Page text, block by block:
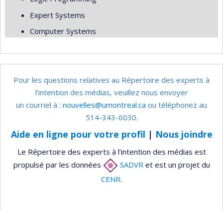
Expert Systems
Computer Systems
Pour les questions relatives au Répertoire des experts à
l’intention des médias, veuillez nous envoyer
un courriel à : nouvelles@umontreal.ca ou téléphonez au
514-343-6030.
Aide en ligne pour votre profil | Nous joindre
Le Répertoire des experts à l’intention des médias est
propulsé par les données
SADVR et est un projet du
CENR.